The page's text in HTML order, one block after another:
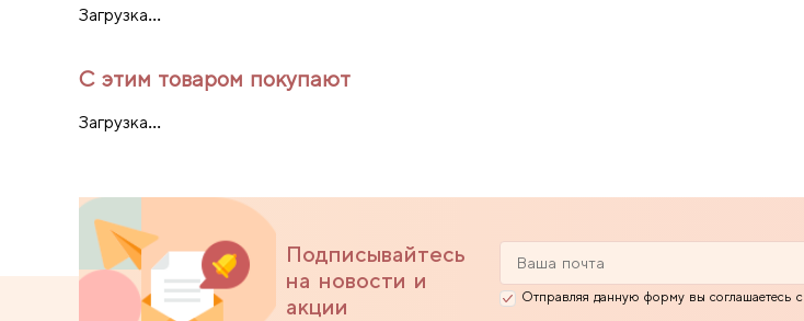
Загрузка...
С этим товаром покупают
Загрузка...
Подписывайтесь
на новости и
акции
Отправляя данную форму вы соглашаетесь с